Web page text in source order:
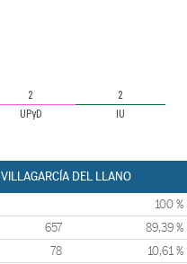
UPyD IU
2 2
DEL LLANO
100 %
657 89,39 %
78 10,61 %